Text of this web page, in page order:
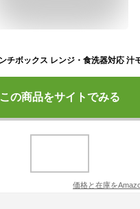
この商品をサイトでみる
価格と在庫を